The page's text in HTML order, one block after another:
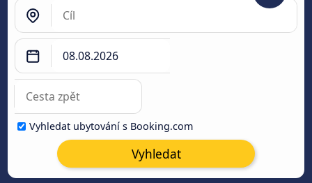
Vyhledat ubytování s Booking.com
Vyhledat